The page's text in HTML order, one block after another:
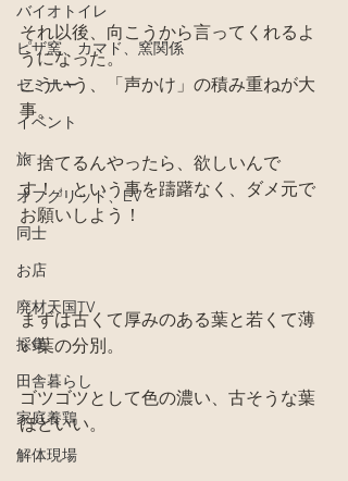
バイオトイレ
ピザ窯、カマド、窯関係
セミナー
イベント
旅
オフグリッド、EV
同士
お店
廃材天国TV
採集
田舎暮らし
家庭養鶏
解体現場
それ以後、向こうから言ってくれるよ
うになった。
こういう、「声かけ」の積み重ねが大
事。
「捨てるんやったら、欲しいんで
す！」という事を躊躇なく、ダメ元で
お願いしよう！
まずは古くて厚みのある葉と若くて薄
い葉の分別。
ゴツゴツとして色の濃い、古そうな葉
ほどいい。